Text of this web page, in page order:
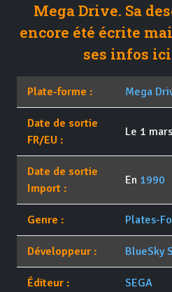
Mega Drive. Sa
encore été écrite
ses infos
Plate-forme : Mega
Date de sortie
FR/EU :
Le 1 mars
Date de sortie
Import :
En 1990
Genre : Plates-
Développeur : BlueSky
Éditeur :
SEGA